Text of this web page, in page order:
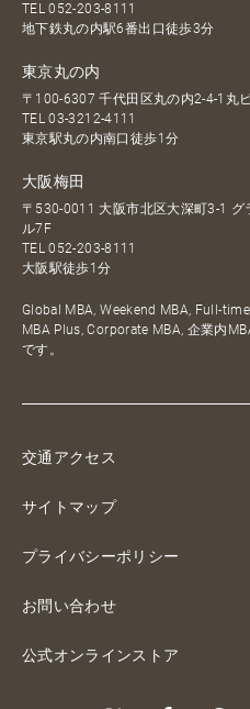
TEL052-203-8111
地下鉄丸の内駅6番出口徒歩3分
東京丸の内
〒100-6307 千代田区丸の内2-4-1丸
TEL03-3212-4111
東京駅丸の内南口徒歩1分
大阪梅田
〒530-0011 大阪市北区大深町3-1 グ
ル7F
TEL052-203-8111
大阪駅徒歩1分
Global MBA, Weekend MBA, Full-
MBA Plus, Corporate MBA, 企業内
です。
交通アクセス
サイトマップ
プライバシーポリシー
お問い合わせ
公式オンラインストア